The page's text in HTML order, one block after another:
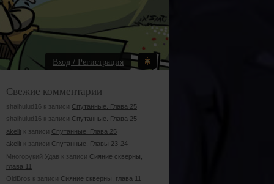
Вход / Регистрация
Свежие комментарии
shaihulud16 к записи Спутанные. Глава 25
shaihulud16 к записи Спутанные. Глава 25
akelit к записи Спутанные. Глава 25
akelit к записи Спутанные. Главы 23-24
Многорукий Удав к записи Сияние скверны,
глава 11
OldBros к записи Сияние скверны, глава 11